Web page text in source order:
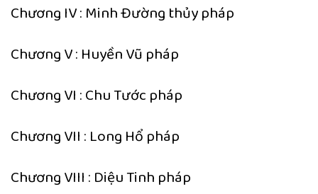
Chương IV : Minh Đường thủy pháp
Chương V : Huyền Vũ pháp
Chương VI : Chu Tước pháp
Chương VII : Long Hổ pháp
Chương VIII : Diệu Tinh pháp